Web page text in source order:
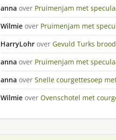
anna over Pruimenjam met
Wilmie over Pruimenjam met
HarryLohr over Gevuld Turks brood
anna over Pruimenjam met
anna over Snelle courgettesoep
Wilmie over Ovenschotel met